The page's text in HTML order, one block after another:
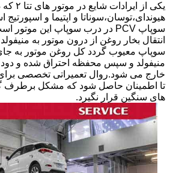
یکی از
هیوندای،توسان،سوناتا و اپتیما و
انتقال بخار روغن از درون موتور به
سوپاپ معیوب گردد کل روغن موتور به
منیفولد و سپس محفظه احتراق شده و دود
خارج می شود.روال تعمیراتی تخصصی برای
تا اطمینان حاصل شود که مشکل برطرف
های سنگین قرار نگیرد.